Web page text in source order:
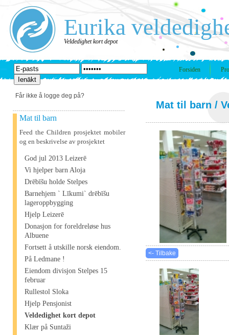
Eurika
Veldedighet kort depot
Forsiden
Får ikke å logge deg på?
Mat til barn
Feed the Children prosjektet mobiler
og en beskrivelse av prosjektet
God jul 2013 Leizerē
Vi hjelper barn Aloja
Drēbīšu holde Stelpes
Barnehjem ` Līkumi` drēbīšu
lageroppbygging
Hjelp Leizerē
Donasjon for foreldreløse hus
Albuene
Fortsett å utskille norsk eiendom.
På Ledmane !
Eiendom divisjon Stelpes 15
februar
Rullestol Sloka
Hjelp Pensjonist
Veldedighet kort depot
Klær på Suntaži
Mat til barn /
<- Tilbake